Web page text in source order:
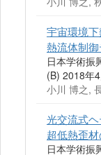
宇宙環境
熱流体制
日本学術振
(B) 2018年
小川 博之,
光交流式
超低熱歪
日本学術振